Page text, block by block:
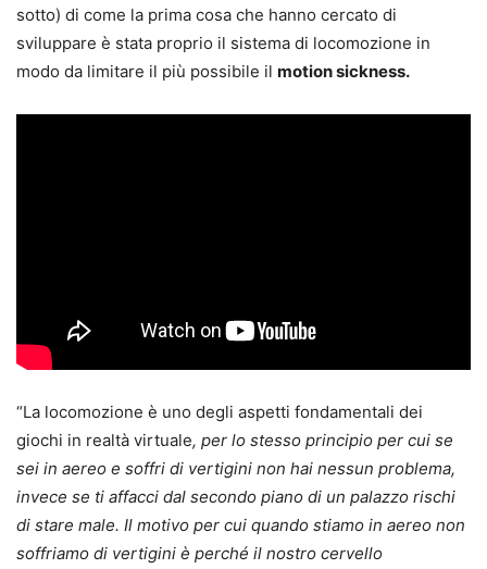
sotto) di come la prima cosa che hanno cercato di
sviluppare è stata proprio il sistema di locomozione in
modo da limitare il più possibile il motion sickness.
“La locomozione è uno degli aspetti fondamentali dei
giochi in realtà virtuale, per lo stesso principio per cui se
sei in aereo e soffri di vertigini non hai nessun problema,
invece se ti affacci dal secondo piano di un palazzo rischi
di stare male. Il motivo per cui quando stiamo in aereo non
soffriamo di vertigini è perché il nostro cervello